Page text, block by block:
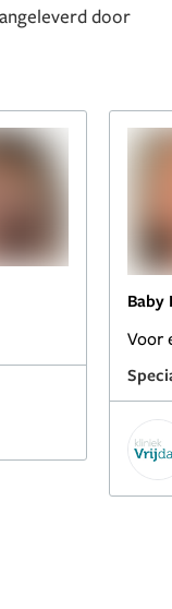
door
Baby
Voor